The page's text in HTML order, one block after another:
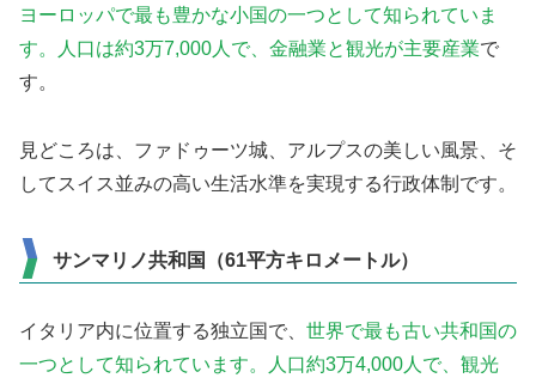
ヨーロッパで最も豊かな小国の一つとして知られていま
す。人口は約3万7,000人で、金融業と観光が主要産業で
す。
見どころは、ファドゥーツ城、アルプスの美しい風景、そ
してスイス並みの高い生活水準を実現する行政体制です。
サンマリノ共和国（61平方キロメートル）
イタリア内に位置する独立国で、 世界で最も古い共和国の
一つとして知られています。人口約3万4,000人で、観光